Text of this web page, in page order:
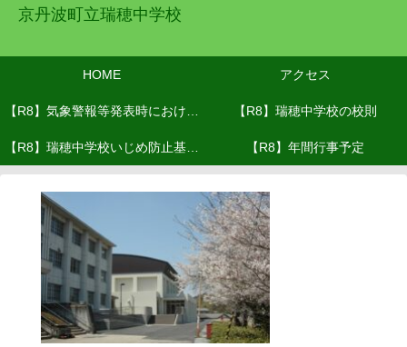
京丹波町立瑞穂中学校
HOME アクセス
【R8】気象警報等発表時における
対応(R8.６月改訂）
【R8】瑞穂中学校の校則
【R8】瑞穂中学校いじめ防止基本 【R8】年間行事予定